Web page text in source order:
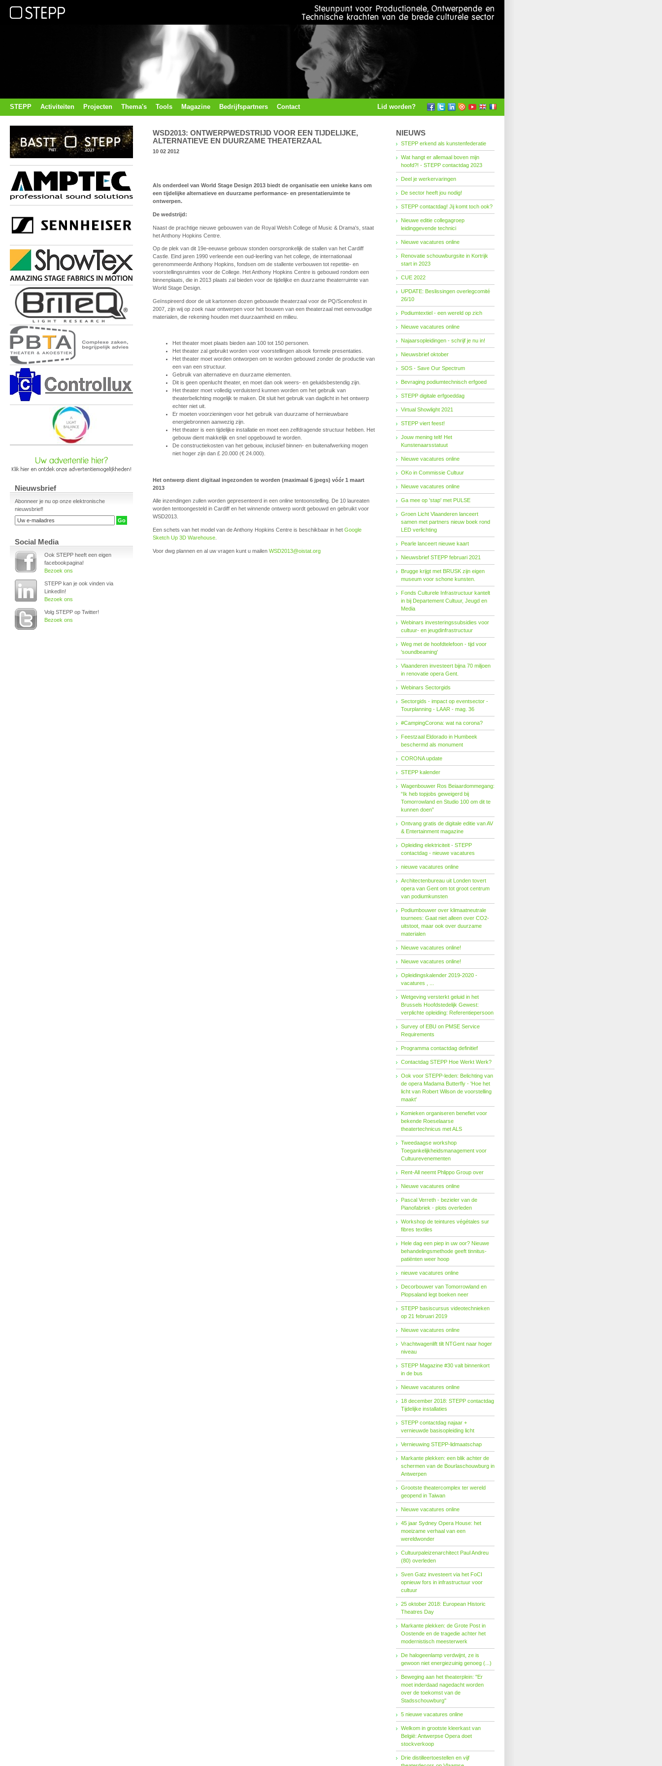
STEPP Activiteiten Projecten Thema's Tools Magazine Bedrijfspartners Contact Lid worden?
Nieuwsbrief
Abonneer je nu op onze elektronische
nieuwsbrief!
Social Media
Ook STEPP heeft een eigen
facebookpagina!
Bezoek ons
STEPP kan je ook vinden via
LinkedIn!
Bezoek ons
Volg STEPP op Twitter!
Bezoek ons
WSD2013: ONTWERPWEDSTRIJD VOOR EEN TIJDELIJKE,
ALTERNATIEVE EN DUURZAME THEATERZAAL
10 02 2012
Als onderdeel van World Stage Design 2013 biedt de organisatie een unieke kans om
een tijdelijke alternatieve en duurzame performance- en presentatieruimte te
ontwerpen.
De wedstrijd:
Naast de prachtige nieuwe gebouwen van de Royal Welsh College of Music & Drama's, staat
het Anthony Hopkins Centre.
Op de plek van dit 19e-eeuwse gebouw stonden oorspronkelijk de stallen van het Cardiff
Castle. Eind jaren 1990 verleende een oud-leerling van het college, de internationaal
gerenommeerde Anthony Hopkins, fondsen om de stallente verbouwen tot repetitie- en
voorstellingsruimtes voor de College. Het Anthony Hopkins Centre is gebouwd rondom een
binnenplaats, die in 2013 plaats zal bieden voor de tijdelijke en duurzame theaterruimte van
World Stage Design.
Geïnspireerd door de uit kartonnen dozen gebouwde theaterzaal voor de PQ/Scenofest in
2007, zijn wij op zoek naar ontwerpen voor het bouwen van een theaterzaal met eenvoudige
materialen, die rekening houden met duurzaamheid en milieu.
Het theater moet plaats bieden aan 100 tot 150 personen.
Het theater zal gebruikt worden voor voorstellingen alsook formele presentaties.
Het theater moet worden ontworpen om te worden gebouwd zonder de productie van
een van een structuur.
Gebruik van alternatieve en duurzame elementen.
Dit is geen openlucht theater, en moet dan ook weers- en geluidsbestendig zijn.
Het theater moet volledig verduisterd kunnen worden om het gebruik van
theaterbelichting mogelijk te maken. Dit sluit het gebruik van daglicht in het ontwerp
echter niet uit.
Er moeten voorzieningen voor het gebruik van duurzame of hernieuwbare
energiebronnen aanwezig zijn.
Het theater is een tijdelijke installatie en moet een zelfdragende structuur hebben. Het
gebouw dient makkelijk en snel opgebouwd te worden.
De constructiekosten van het gebouw, inclusief binnen- en buitenafwerking mogen
niet hoger zijn dan £ 20.000 (€ 24.000).
Het ontwerp dient digitaal ingezonden te worden (maximaal 6 jpegs) vóór 1 maart
2013
Alle inzendingen zullen worden gepresenteerd in een online tentoonstelling. De 10 laureaten
worden tentoongesteld in Cardiff en het winnende ontwerp wordt gebouwd en gebruikt voor
WSD2013.
Een schets van het model van de Anthony Hopkins Centre is beschikbaar in het Google
Sketch Up 3D Warehouse
Voor dwg plannen en al uw vragen kunt u mailen WSD2013@oistat.org
NIEUWS
STEPP erkend als kunstenfederatie
Wat hangt er allemaal boven mijn
hoofd?! - STEPP contactdag 2023
Deel je werkervaringen
De sector heeft jou nodig!
STEPP contactdag! Jij komt toch ook?
Nieuwe editie collegagroep
leidinggevende technici
Nieuwe vacatures online
Renovatie schouwburgsite in Kortrijk
start in 2023
CUE 2022
UPDATE: Beslissingen overlegcomité
26/10
Podiumtextiel - een wereld op zich
Nieuwe vacatures online
Najaarsopleidingen - schrijf je nu in!
Nieuwsbrief oktober
SOS - Save Our Spectrum
Bevraging podiumtechnisch erfgoed
STEPP digitale erfgoeddag
Virtual Showlight 2021
STEPP viert feest!
Jouw mening telt! Het
Kunstenaarsstatuut
Nieuwe vacatures online
OKo in Commissie Cultuur
Nieuwe vacatures online
Ga mee op 'stap' met PULSE
Groen Licht Vlaanderen lanceert
samen met partners nieuw boek rond
LED verlichting
Pearle lanceert nieuwe kaart
Nieuwsbrief STEPP februari 2021
Brugge krijgt met BRUSK zijn eigen
museum voor schone kunsten.
Fonds Cul­tu­re­le In­fra­struc­tuur kan­telt
in bij De­par­te­ment Cul­tuur, Jeugd en
Me­dia
Webinars investeringssubsidies voor
cultuur- en jeugdinfrastructuur
Weg met de hoofdtelefoon - tijd voor
'soundbeaming'
Vlaanderen investeert bijna 70 miljoen
in renovatie opera Gent.
Webinars Sectorgids
Sectorgids - impact op eventsector -
Tourplanning - LAAR - mag. 36
#CampingCorona: wat na corona?
Feestzaal Eldorado in Humbeek
beschermd als monument
CORONA update
STEPP kalender
Wagenbouwer Ros Beiaardommegang:
“Ik heb topjobs geweigerd bij
Tomorrowland en Studio 100 om dit te
kunnen doen”
Ontvang gratis de digitale editie van AV
& Entertainment magazine
Opleiding elektriciteit - STEPP
contactdag - nieuwe vacatures
nieuwe vacatures online
Architectenbureau uit Londen tovert
opera van Gent om tot groot centrum
van podiumkunsten
Podiumbouwer over klimaatneutrale
tournees: Gaat niet alleen over CO2-
uitstoot, maar ook over duurzame
materialen
Nieuwe vacatures online!
Nieuwe vacatures online!
Opleidingskalender 2019-2020 -
vacatures , ...
Wetgeving versterkt geluid in het
Brussels Hoofdstedelijk Gewest:
verplichte opleiding: Referentiepersoon
Survey of EBU on PMSE Service
Requirements
Programma contactdag definitief
Contactdag STEPP Hoe Werkt Werk?
Ook voor STEPP-leden: Belichting van
de opera Madama Butterfly - 'Hoe het
licht van Robert Wilson de voorstelling
maakt'
Komieken organiseren benefiet voor
bekende Roeselaarse
theatertechnicus met ALS
Tweedaagse workshop
Toegankelijkheidsmanagement voor
Cultuurevenementen
Rent-All neemt Phlippo Group over
Nieuwe vacatures online
Pascal Verreth - bezieler van de
Pianofabriek - plots overleden
Workshop de teintures végétales sur
fibres textiles
Hele dag een piep in uw oor? Nieuwe
behandelings­methode geeft tinnitus-
patiënten weer hoop
nieuwe vacatures online
Decorbouwer van Tomorrowland en
Plopsaland legt boeken neer
STEPP basiscursus videotechnieken
op 21 februari 2019
Nieuwe vacatures online
Vrachtwagenlift tilt NTGent naar hoger
niveau
STEPP Magazine #30 valt binnenkort
in de bus
Nieuwe vacatures online
18 december 2018: STEPP contactdag
Tijdelijke installaties
STEPP contactdag najaar +
vernieuwde basisopleiding licht
Vernieuwing STEPP-lidmaatschap
Markante plekken: een blik achter de
schermen van de Bourlaschouwburg in
Antwerpen
Grootste theatercomplex ter wereld
geopend in Taiwan
Nieuwe vacatures online
45 jaar Sydney Opera House: het
moeizame verhaal van een
wereldwonder
Cultuurpaleizenarchitect Paul Andreu
(80) overleden
Sven Gatz investeert via het FoCI
opnieuw fors in infrastructuur voor
cultuur
25 oktober 2018: European Historic
Theatres Day
Markante plekken: de Grote Post in
Oostende en de tragedie achter het
modernistisch meesterwerk
De halogeenlamp verdwijnt, ze is
gewoon niet energiezuinig genoeg (...)
Beweging aan het theaterplein: ''Er
moet inderdaad nagedacht worden
over de toekomst van de
Stadsschouwburg''
5 nieuwe vacatures online
Welkom in grootste kleerkast van
België: Antwerpse Opera doet
stockverkoop
Drie distilleertoestellen en vijf